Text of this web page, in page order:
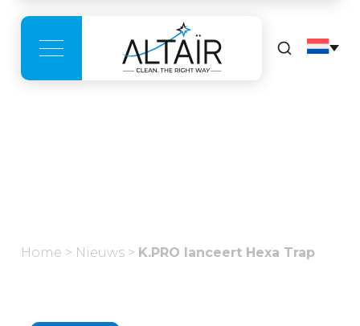
Home > Nieuws > K.PRO lanceert Hexa Trap